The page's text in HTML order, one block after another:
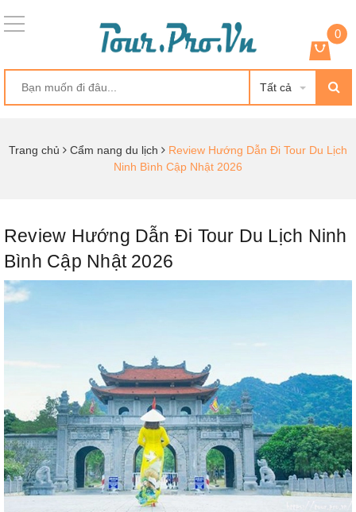
Tất cả
0
Trang chủ Cẩm nang du lịch
Review Hướng Dẫn Đi Tour Du Lịch
Ninh Bình Cập Nhật 2026
Review Hướng Dẫn Đi Tour Du Lịch Ninh
Bình Cập Nhật 2026